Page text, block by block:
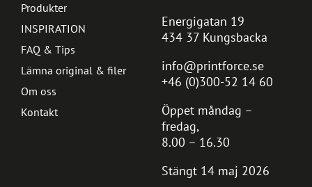
Energigatan 19
434 37 Kungsbacka
info@printforce.se
+46 (0)300-52 14 60
Öppet måndag –
fredag,
8.00 – 16.30
Stängt 14 maj 2026
Produkter
INSPIRATION
FAQ & Tips
Lämna original & filer
Om oss
Kontakt